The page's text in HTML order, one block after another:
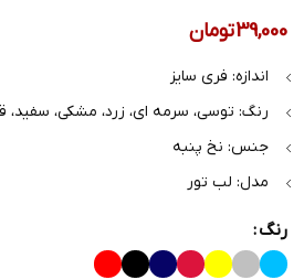
39,000تومان
اندازه: فری سایز
رنگ: توسی، سرمه ای، زرد، مشکی، سفید،
جنس: نخ پنبه
مدل: لب تور
رنگ